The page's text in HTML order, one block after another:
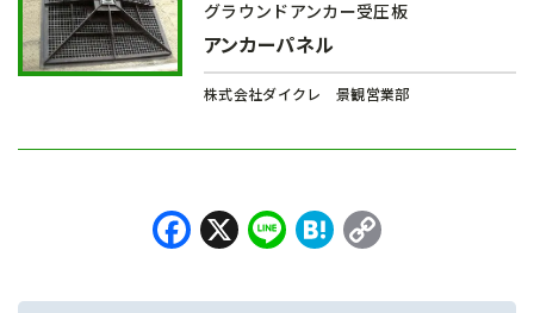
グラウンドアンカー受圧板
アンカーパネル
株式会社ダイクレ 景観営業部
Facebook
X LineHatena